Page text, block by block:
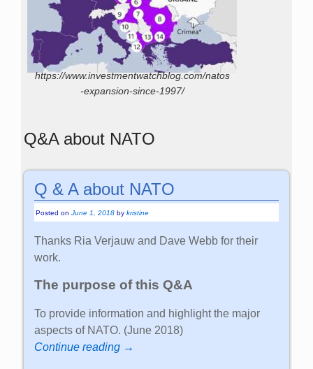
https://www.investmentwatchblog.com/natos
-expansion-since-1997/
Q&A about NATO
Q & A about NATO
Posted onJune 1, 2018 bykristine
Thanks Ria Verjauw and Dave Webb for their
work.
The purpose of this Q&A
To provide information and highlight the major
aspects of NATO. (June 2018)
Continue reading →